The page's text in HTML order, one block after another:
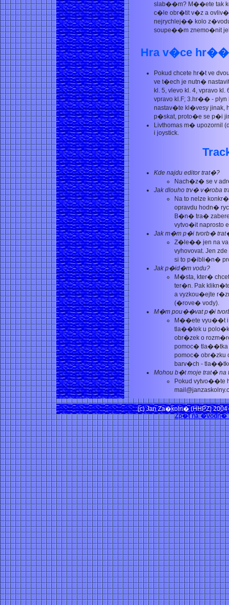
slab��m? M��ete tak
c�le obr�tit v�z a
nejrychlej�� kolo
soupe��m znemo�nit
Hra v�ce
Pokud chcete hr�t ve
ve t�ech je nutn�
kl. 5, vlevo kl. 4, vpravo
vpravo kl.F; 3.hr�� - plyn
nastav�te kl�vesy
p�skat, proto�e se p�i
Livthomas m�
i joystick.
Kde najdu editor trat�?
Nach�z� se v
Jak dlouho trv� v�roba
Na to nelze
opravdu hodn�
B�n� tra�
vytvo�it naprosto
Jak m�m p�i tvorb�
Z�le�� jen na
vyhovovat. Jen
si to p�ibli�n�
Jak p�id�m vodu?
M�sta, kter�
ter�n. Pak
a vyzkou�ejte
(�rove� vody).
M�m pou��vat p�i
M��ete vyu��t i
tla��tek u
obr�zek o
pomoc� tla��tka
pomoc� obr�zku
barv�ch -
Mohou b�t moje trat�
Pokud vytvo��te
Zp�t na �vodn�
(c) Jan Za�koln� (HHPZ)